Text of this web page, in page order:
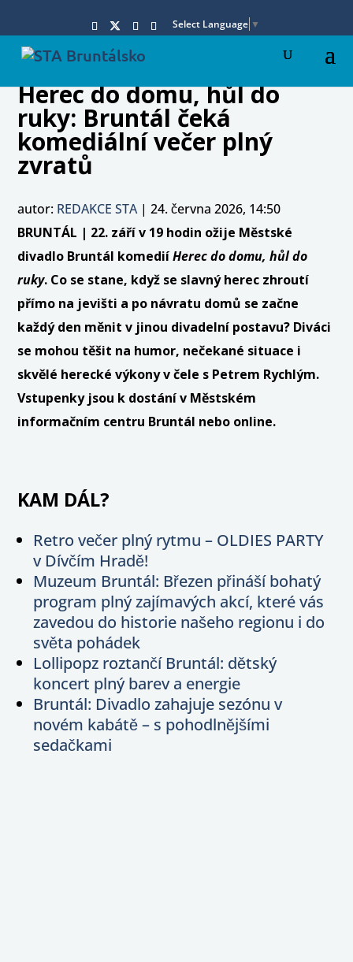
Select Language ▼
Herec do domu, hůl do
ruky: Bruntál čeká
komediální večer plný
zvratů
autor: REDAKCE STA|24. června 2026, 14:50
BRUNTÁL | 22. září v 19 hodin ožije Městské
divadlo Bruntál komediíHerec do domu, hůl do
ruky. Co se stane, když se slavný herec zhroutí
přímo na jevišti a po návratu domů se začne
každý den měnit v jinou divadelní postavu? Diváci
se mohou těšit na humor, nečekané situace i
skvělé herecké výkony v čele s Petrem Rychlým.
Vstupenky jsou k dostání v Městském
informačním centru Bruntál nebo online.
KAM DÁL?
Retro večer plný rytmu – OLDIES PARTY
v Dívčím Hradě!
Muzeum Bruntál: Březen přináší bohatý
program plný zajímavých akcí, které vás
zavedou do historie našeho regionu i do
světa pohádek
Lollipopz roztančí Bruntál: dětský
koncert plný barev a energie
Bruntál: Divadlo zahajuje sezónu v
novém kabátě – s pohodlnějšími
sedačkami